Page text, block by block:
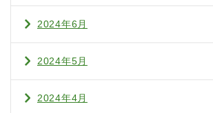
2024年6月
2024年5月
2024年4月